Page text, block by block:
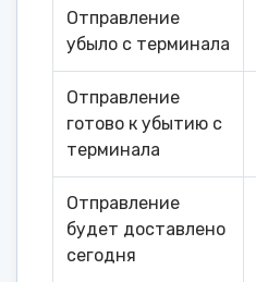
Отправление
убыло с терминала
Отправление
готово к убытию с
терминала
Отправление
будет доставлено
сегодня